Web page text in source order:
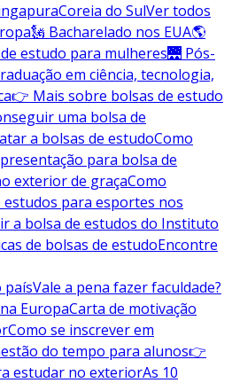
Coreia do SulVer todos
🗽 Bacharelado nos EUA🌎
de estudo para mulheres🌉 Pós-
em ciência, tecnologia,
👉 Mais sobre bolsas de estudo
uma bolsa de
a bolsas de estudoComo
para bolsa de
exterior de graçaComo
para esportes nos
a bolsa de estudos do Instituto
de bolsas de estudoEncontre
paísVale a pena fazer faculdade?
EuropaCarta de motivação
Como se inscrever em
do tempo para alunos👉
estudar no exteriorAs 10